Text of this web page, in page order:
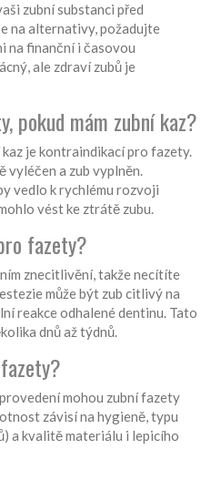
zubní substanci před
na alternativy, požadujte
na finanční i časovou
ale zdraví zubů je
pokud mám zubní kaz?
je kontraindikací pro fazety.
vyléčen a zub vyplněn.
vedlo k rychlému rozvoji
vést ke ztrátě zubu.
fazety?
znecitlivění, takže necítíte
může být zub citlivý na
reakce odhalené dentinu. Tato
dnů až týdnů.
mohou zubní fazety
závisí na hygieně, typu
a kvalitě materiálu i lepicího